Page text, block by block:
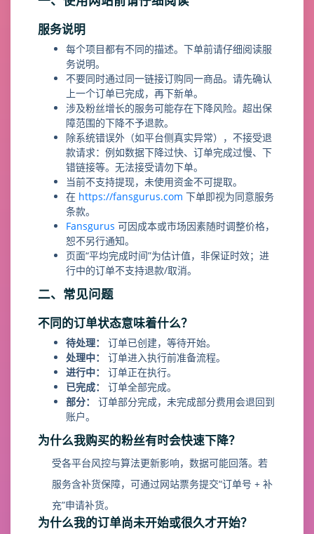
服务说明
每个项目都有不同的描述。下单前请仔细阅读服
务说明。
不要同时通过同一链接订购同一商品。请先确认
上一个订单已完成，再下新单。
涉及粉丝增长的服务可能存在下降风险。超出保
障范围的下降不予退款。
除系统错误外（如平台侧真实异常），不接受退
款请求：例如数据下降过快、订单完成过慢、下
错链接等。无法接受请勿下单。
当前不支持提现，未使用资金不可提取。
在 https://fansgurus.com 下单即视为同意服务
条款。
Fansgurus 可因成本或市场因素随时调整价格，
恕不另行通知。
页面“平均完成时间”为估计值，非保证时效；进
行中的订单不支持退款/取消。
二、常见问题
不同的订单状态意味着什么？
待处理：
订单已创建，等待开始。
处理中：
订单进入执行前准备流程。
进行中：
订单正在执行。
已完成：
订单全部完成。
部分：
订单部分完成，未完成部分费用会退回到
账户。
为什么我购买的粉丝有时会快速下降？
受各平台风控与算法更新影响，数据可能回落。若
服务含补货保障，可通过网站票务提交“订单号 + 补
充”申请补货。
为什么我的订单尚未开始或很久才开始？